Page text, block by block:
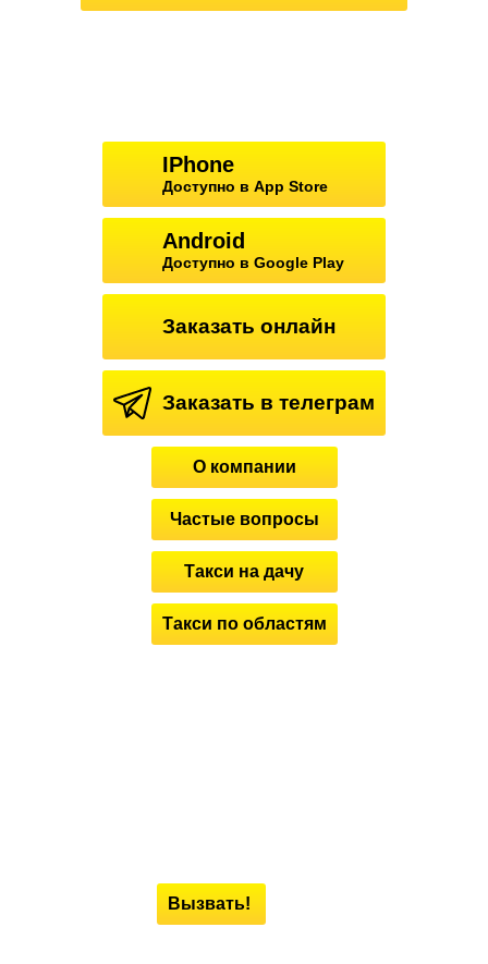
IPhone
Доступно в App Store
Android
Доступно в Google Play
Заказать онлайн
Заказать в телеграм
Вызвать!
О компании
Частые вопросы
Такси на дачу
Такси по областям